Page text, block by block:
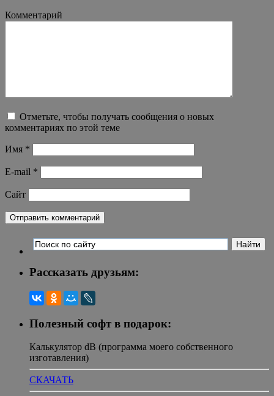
Комментарий
Отметьте, чтобы получать сообщения о новых
комментариях по этой теме
Имя *
E-mail *
Сайт
Рассказать друзьям:
Полезный софт в подарок:
Калькулятор dB (программа моего собственного
изготавления)
СКАЧАТЬ